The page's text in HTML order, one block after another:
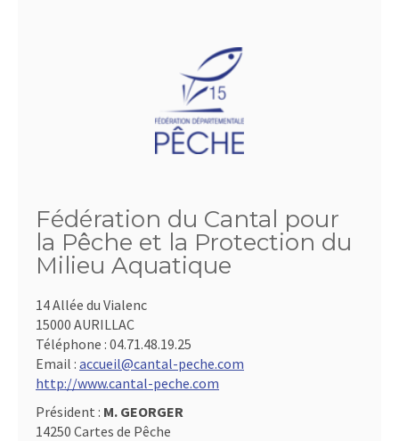
Fédération du Cantal pour
la Pêche et la Protection du
Milieu Aquatique
14 Allée du Vialenc
15000 AURILLAC
Téléphone : 04.71.48.19.25
Email : accueil@cantal-peche.com
http://www.cantal-peche.com
Président : M. GEORGER
14250 Cartes de Pêche